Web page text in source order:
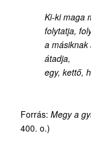
Ki-ki maga
folytatja,
a másiknak
átadja,
egy, kettő,
Forrás: Megy a
400. o.)